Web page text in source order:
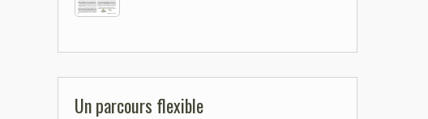
Un parcours flexible